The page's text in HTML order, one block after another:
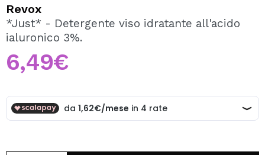
Creando un account su Maquibeauty.it potrai fare i tuoi
acquisti velocemente, controllare lo stato dei tuoi ordini e
Revox
*Just* - Detergente viso idratante all'acido
ialuronico 3%.
6,49€